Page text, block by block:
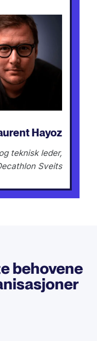
Hayoz
teknisk leder,
Sveits
behovene